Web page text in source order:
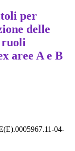
per
delle
ruoli
aree A e B
04-